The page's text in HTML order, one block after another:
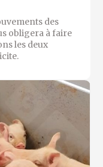
des
obligera à faire
les deux